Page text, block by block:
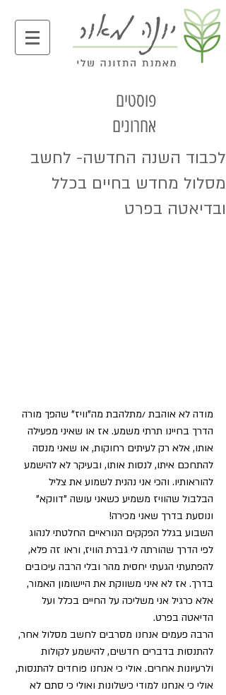
פוסטים
אחרונים
לכבוד השנה החדשה- לחשב
מסלול מחדש בחיים בכלל
ובדיאטה בפרט
מודה לא אוהבת /מתלהבת מה"וויז" שהפך מורה
הדרך בחיינו תרתי משמע. אז או שאיני מפעילה
אותו, אלא רק לעיתים רחוקות, או שאני מנסה
להתחכם איתו, לנסות אותו, ובעיקר לא להישמע
להוראותיו. והכי אני נהנית לשמוע את צליל
הבלבול שהוויז משמיע כשאני עושה "דווקא"
ונוסעת בדרך שאני מכירה!
השבוע בגלל הפקקים הנוראיים החלטתי לנהוג
לפי הדרך שהורתה לי גברת הוויז, וראו זה פלא,
להפתעתי הגעתי יחסית מהר ובלי הרבה עיכובים
בדרך. אז לא איני משווקת את היישומון האמור,
אלא כרגיל אני משליכה על החיים בכלל ועל
הדיאטה בפרט.
הרבה פעמים אנחנו מסרבים לחשב מסלול אחר,
להתנסות בדברים חדשים, להישמע לקולות
ולרעיונות אחרים. אולי כי אנחנו פוחדים להתנסות,
אולי כי אנחנו למודי כישלונות ואולי כי סתם לא